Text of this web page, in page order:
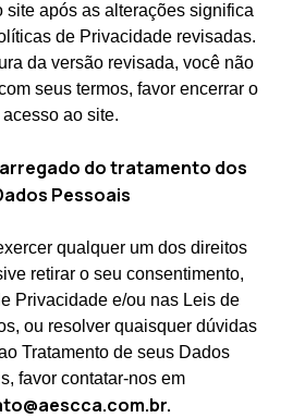
site após as alterações significa
de Privacidade revisadas.
da versão revisada, você não
seus termos, favor encerrar o
acesso ao site.
do tratamento dos
Pessoais
qualquer um dos direitos
retirar o seu consentimento,
Privacidade e/ou nas Leis de
ou resolver quaisquer dúvidas
Tratamento de seus Dados
favor contatar-nos em
.